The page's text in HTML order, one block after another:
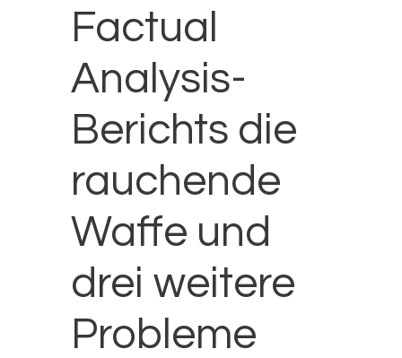
Factual
Analysis-
Berichts die
rauchende
Waffe und
drei weitere
Probleme